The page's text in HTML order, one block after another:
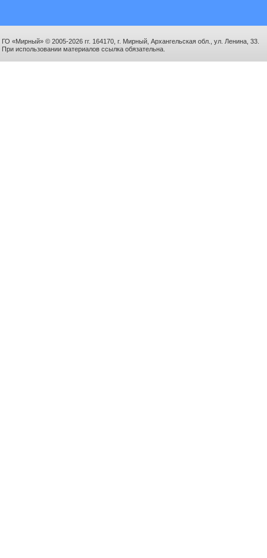
ГО «Мирный» © 2005-2026 гг. 164170, г. Мирный, Архангельская обл., ул. Ленина, 33.
При использовании материалов ссылка обязательна.